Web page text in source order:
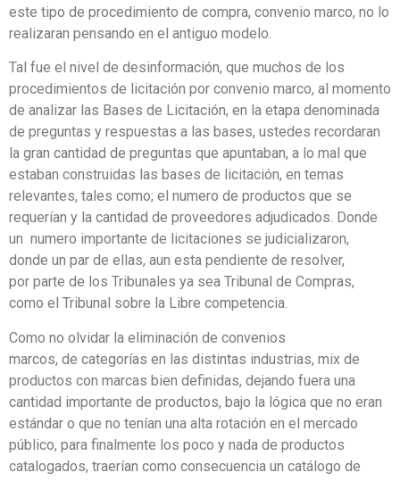
este tipo de procedimiento de compra, convenio marco, no lo
realizaran pensando en el antiguo modelo.
Tal fue el nivel de desinformación, que muchos de los
procedimientos de licitación por convenio marco, al momento
de analizar las Bases de Licitación, en la etapa denominada
de preguntas y respuestas a las bases, ustedes recordaran
la gran cantidad de preguntas que apuntaban, a lo mal que
estaban construidas las bases de licitación, en temas
relevantes, tales como; el numero de productos que se
requerían y la cantidad de proveedores adjudicados. Donde
un numero importante de licitaciones se judicializaron,
donde un par de ellas, aun esta pendiente de resolver,
por parte de los Tribunales ya sea Tribunal de Compras,
como el Tribunal sobre la Libre competencia.
Como no olvidar la eliminación de convenios
marcos, de categorías en las distintas industrias, mix de
productos con marcas bien definidas, dejando fuera una
cantidad importante de productos, bajo la lógica que no eran
estándar o que no tenían una alta rotación en el mercado
público, para finalmente los poco y nada de productos
catalogados, traerían como consecuencia un catálogo de